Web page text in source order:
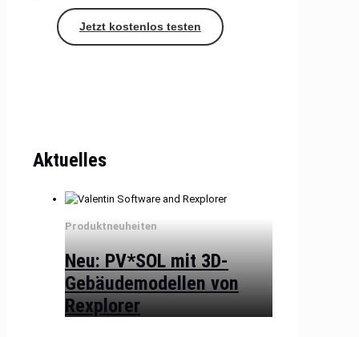
Jetzt kostenlos testen
Aktuelles
Produktneuheiten
Neu: PV*SOL mit 3D-
Gebäudemodellen von
Rexplorer